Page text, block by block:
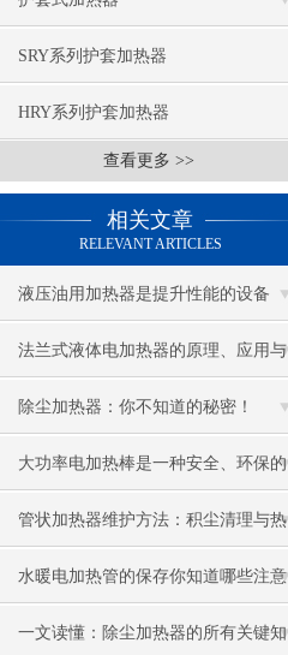
SRY系列护套加热器
HRY系列护套加热器
查看更多 >>
相关文章
RELEVANT ARTICLES
液压油用加热器是提升性能的设备
法兰式液体电加热器的原理、应用与
优势
除尘加热器：你不知道的秘密！
大功率电加热棒是一种安全、环保的
加热设备
管状加热器维护方法：积尘清理与热
效率提升技巧
水暖电加热管的保存你知道哪些注意
事项呢
一文读懂：除尘加热器的所有关键知